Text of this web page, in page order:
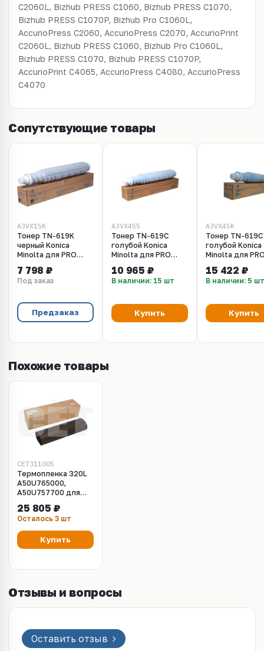
C2060L, Bizhub PRESS C1060, Bizhub PRESS C1070,
Bizhub PRESS C1070P, Bizhub Pro C1060L,
AccurioPress C2060, AccurioPress C2070, AccurioPrint
C2060L, Bizhub PRESS C1060, Bizhub Pro C1060L,
Bizhub PRESS C1070, Bizhub PRESS C1070P,
AccurioPrint C4065, AccurioPress C4080, AccurioPress
C4070
Сопутствующие товары
A3VX15K
Тонер TN-619K
черный Konica
Minolta для PRO
C3080P (a3vx15k)
7 798 ₽
Под заказ
Предзаказ
A3VX455
Тонер TN-619C
голубой Konica
Minolta для PRO
C3080P
10 965 ₽
В наличии: 15 шт
Купить
A3VX45K
Тонер TN-619C
голубой Konica
Minolta для
C3080P
15 422 ₽
В наличии: 5 шт
Купить
Похожие товары
CET311005
Термопленка 320L
A50U765000,
A50U757700 для
AccurioPress
C2060/2070,
AccurioPrint
C2060L/3070L
(CET), (WW),
25 805 ₽
Осталось 3 шт
Купить
Отзывы и вопросы
Оставить отзыв